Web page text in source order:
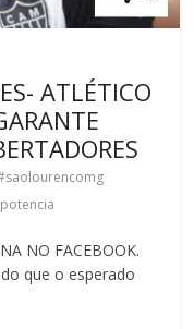
ATLÉTICO
NO FACEBOOK.
que o esperado